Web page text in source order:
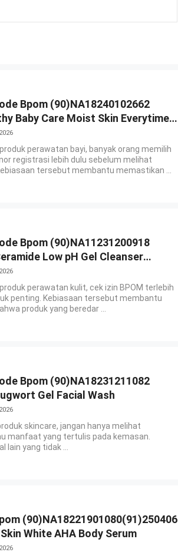
Bpom (90)NA18240102662
Baby Care Moist Skin Everytime
perawatan bayi, banyak orang memilih
registrasi lebih dulu sebelum melihat
tersebut membantu memastikan ...
Bpom (90)NA11231200918
Low pH Gel Cleanser
perawatan kulit, cek izin BPOM terlebih
penting. Kebiasaan tersebut membantu
produk yang beredar ...
Bpom (90)NA18231211082
Gel Facial Wash
skincare, jangan hanya melihat
manfaat yang tertulis pada kemasan.
lain yang tidak ...
(90)NA18221901080(91)250406
White AHA Body Serum